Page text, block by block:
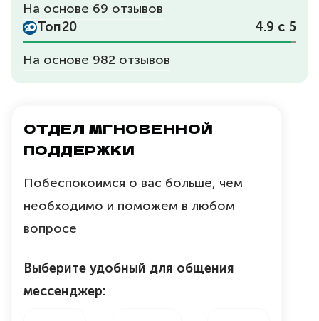
На основе 69 отзывов
Топ20
4.9 с 5
На основе 982 отзывов
ОТДЕЛ МГНОВЕННОЙ
ПОДДЕРЖКИ
Побеспокоимся о вас больше, чем
необходимо и поможем в любом
вопросе
Выберите удобный для общения
мессенджер: